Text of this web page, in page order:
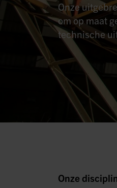
Onze
om op maat
technische
Onze